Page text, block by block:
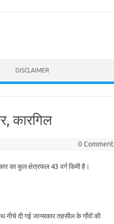
DISCLAIMER
कारगिल
0 Comment
का कुल क्षेत्रफल 43 वर्ग किमी है।
दी गई जान्सकार तहसील के गाँवों की